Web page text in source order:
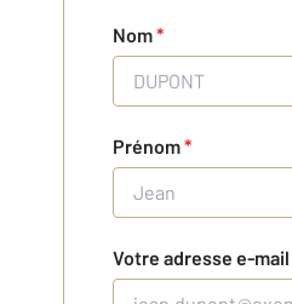
Nom*
Prénom*
Votre adresse e-mail